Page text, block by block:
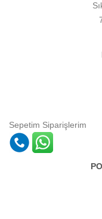
Sepetim Siparişlerim